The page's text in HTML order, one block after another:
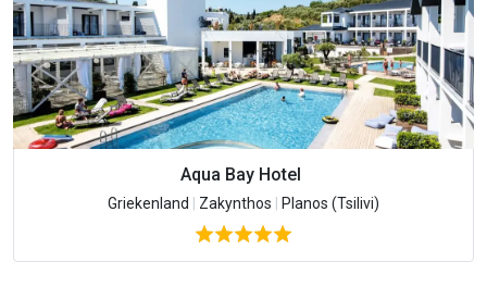
Aqua Bay Hotel
Griekenland Zakynthos Planos (Tsilivi)